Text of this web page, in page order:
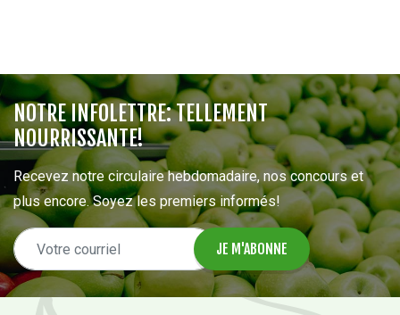
NOTRE INFOLETTRE: TELLEMENT
NOURRISSANTE!
Recevez notre circulaire hebdomadaire, nos concours et
plus encore. Soyez les premiers informés!